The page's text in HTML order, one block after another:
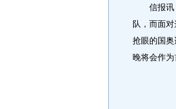
信报讯（
队，而面
抢眼的国
晚将会作为